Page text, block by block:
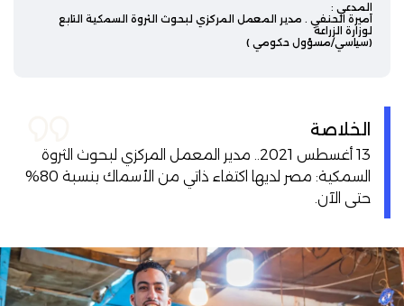
المدعي :
أميرة الحنفي . مدير المعمل المركزي لبحوث الثروة السمكية التابع
لوزارة الزراعة
(سياسي/مسؤول حكومي )
الخلاصة
13 أغسطس 2021.. مدير المعمل المركزي لبحوث الثروة
السمكية: مصر لديها اكتفاء ذاتي من الأسماك بنسبة 80%
حتى الآن.